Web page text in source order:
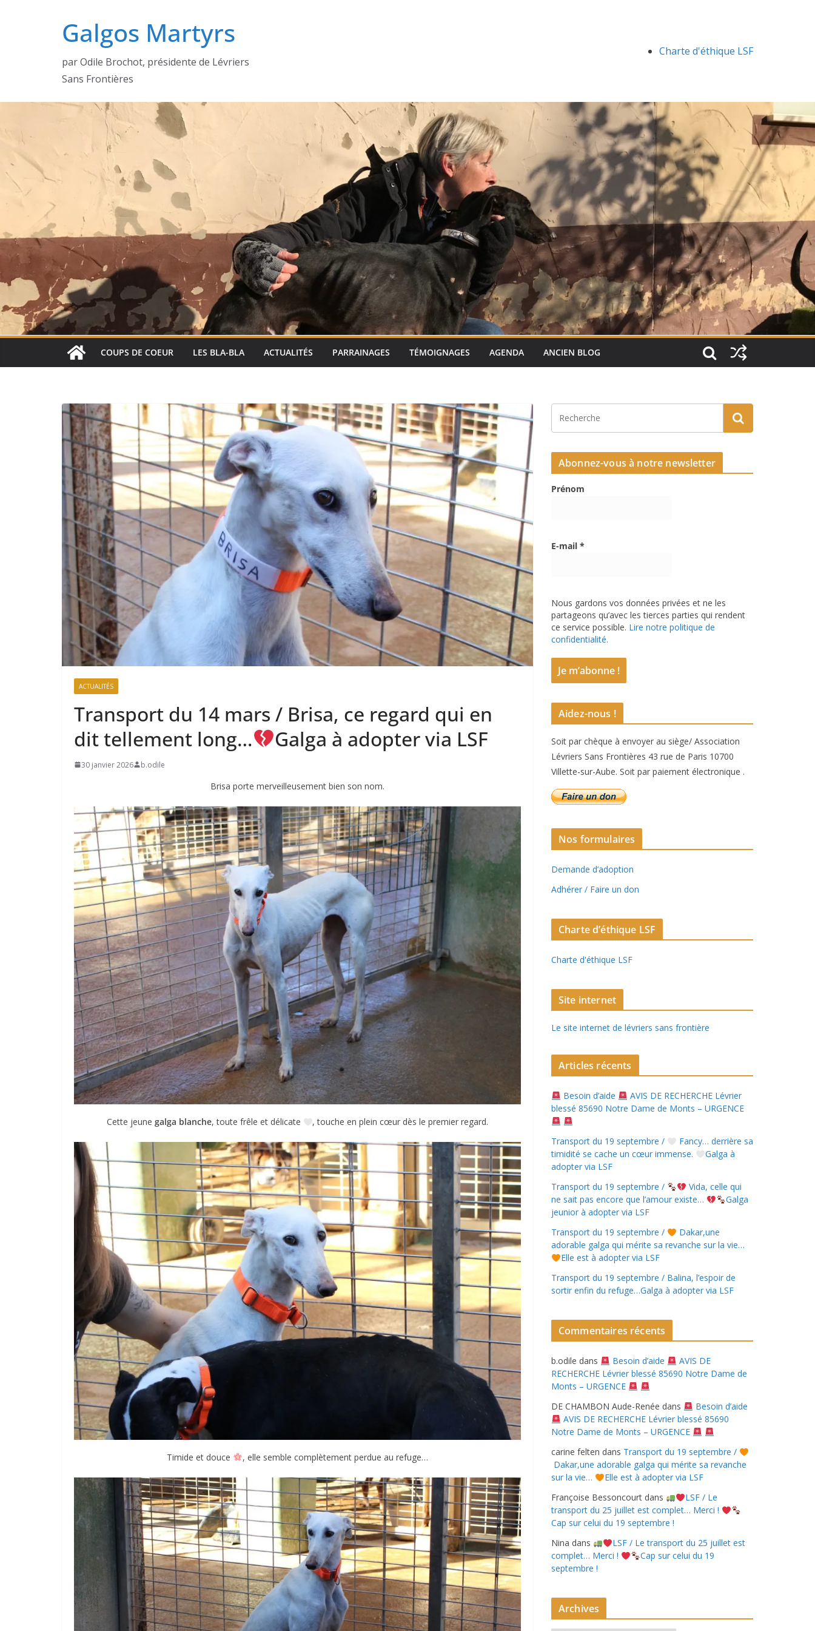
Galgos Martyrs
par Odile Brochot, présidente de Lévriers
Sans Frontières
Charte d'éthique LSF
COUPS DE COEUR LES BLA-BLA ACTUALITÉS PARRAINAGES TÉMOIGNAGES AGENDA ANCIEN BLOG
ACTUALITÉS
Transport du 14 mars / Brisa, ce regard qui en
dit tellement long…
Galga à adopter via LSF
30 janvier 2026 b.odile
Brisa porte merveilleusement bien son nom.
Cette jeune galga blanche, toute frêle et délicate , touche en plein cœur dès le premier regard.
Timide et douce , elle semble complètement perdue au refuge…
Abonnez-vous à notre newsletter
Prénom
E-mail *
Nous gardons vos données privées et ne les
partageons qu’avec les tierces parties qui rendent
ce service possible. Lire notre politique de
confidentialité.
Aidez-nous !
Soit par chèque à envoyer au siège/ Association
Lévriers Sans Frontières 43 rue de Paris 10700
Villette-sur-Aube. Soit par paiement électronique .
Nos formulaires
Demande d’adoption
Adhérer / Faire un don
Charte d’éthique LSF
Charte d'éthique LSF
Site internet
Le site internet de lévriers sans frontière
Articles récents
Besoin d’aide
AVIS DE RECHERCHE Lévrier
blessé 85690 Notre Dame de Monts – URGENCE
Transport du 19 septembre /
Fancy… derrière sa
timidité se cache un cœur immense.
Galga à
adopter via LSF
Transport du 19 septembre /
Vida, celle qui
ne sait pas encore que l’amour existe…
Galga
jeunior à adopter via LSF
Transport du 19 septembre /
Dakar,une
adorable galga qui mérite sa revanche sur la vie…
Elle est à adopter via LSF
Transport du 19 septembre / Balina, l’espoir de
sortir enfin du refuge…Galga à adopter via LSF
Commentaires récents
b.odile dans Besoin d’aide
AVIS DE
RECHERCHE Lévrier blessé 85690 Notre Dame de
Monts – URGENCE
DE CHAMBON Aude-Renée dans
Besoin d’aide
AVIS DE RECHERCHE Lévrier blessé 85690
Notre Dame de Monts – URGENCE
carine felten dans Transport du 19 septembre /
Dakar,une adorable galga qui mérite sa revanche
sur la vie…
Elle est à adopter via LSF
Françoise Bessoncourt dans
LSF / Le
transport du 25 juillet est complet… Merci !
Cap sur celui du 19 septembre !
Nina dans
LSF / Le transport du 25 juillet est
complet… Merci !
Cap sur celui du 19
septembre !
Archives